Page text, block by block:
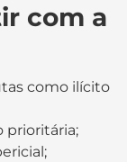
com a
como ilícito
prioritária;